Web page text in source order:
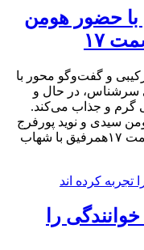
با حضور هومن
۱۷
و گفت‌وگو محور با
سرشناس، در حال و
گرم و جذاب می‌کند.
سیدی و نوید پورفرج
دو بازیگر جوان سینمای ایران مهمان قسمت ۱۷همرفیق با شهاب
را